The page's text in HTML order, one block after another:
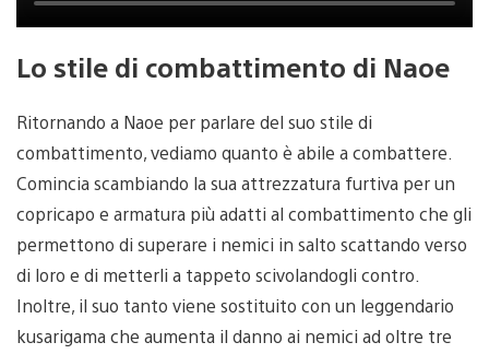
Lo stile di combattimento di Naoe
Ritornando a Naoe per parlare del suo stile di
combattimento, vediamo quanto è abile a combattere.
Comincia scambiando la sua attrezzatura furtiva per un
copricapo e armatura più adatti al combattimento che gli
permettono di superare i nemici in salto scattando verso
di loro e di metterli a tappeto scivolandogli contro.
Inoltre, il suo tanto viene sostituito con un leggendario
kusarigama che aumenta il danno ai nemici ad oltre tre